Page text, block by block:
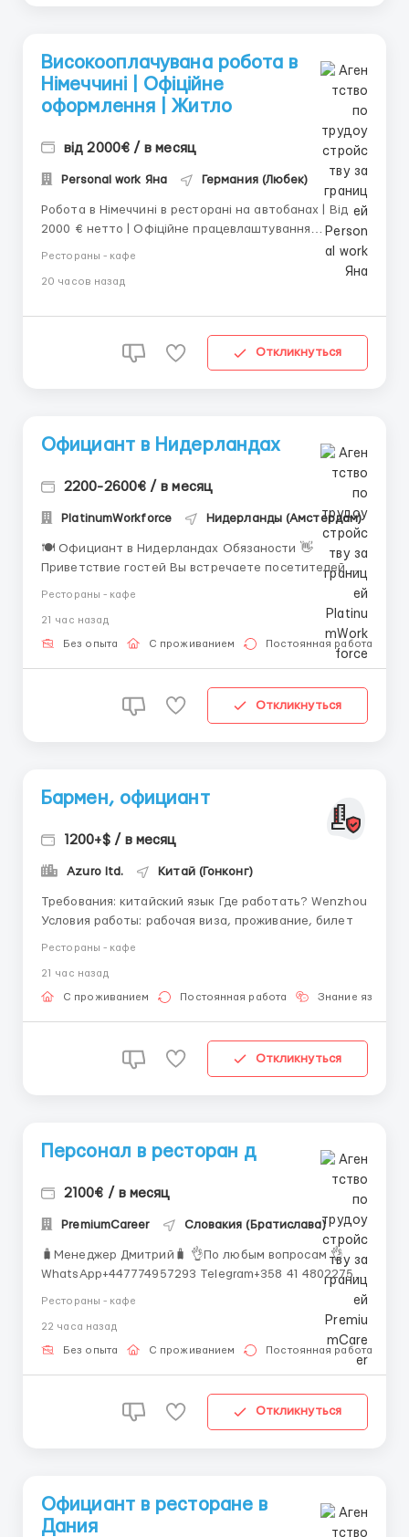
Високооплачувана робота в
Німеччині | Офіційне
оформлення | Житло
від 2000€ / в месяц
Personal work Яна Германия (Любек)
Робота в Німеччині в ресторані на автобанах | Від
2000 € нетто | Офіційне працевлаштування
Німеччині. Стабільна робота, офіційне
Рестораны - кафе
20 часов назад
Откликнуться
Официант в Нидерландах
2200-2600€ / в месяц
PlatinumWorkforce Нидерланды (Амстердам)
🍽️ Официант в Нидерландах Обязаности 👋
Приветствие гостей Вы встречаете посетителей с
создаёте приятную атмосферу с первых секунд. 📝
Приём заказов Аккуратно записываете или вводите
в систему заказы, уточняете предпочтения гостей и
Рестораны - кафе
21 час назад
Без опыта С проживанием Постоянная работа
Откликнуться
Бармен, официант
1200+$ / в месяц
Azuro ltd. Китай (Гонконг)
Требования: китайский язык Где работать? Wenzhou
Условия работы: рабочая виза, проживание, билет
Рестораны - кафе
21 час назад
С проживанием Постоянная работа Знание языка
Откликнуться
Персонал в ресторан д
2100€ / в месяц
PremiumCareer Словакия (Братислава)
🧳Менеджер Дмитрий🧳 👌По любым вопросам 👌
WhatsApp+447774957293 Telegram+358 41 4802275
Обязанности официанта: Обслуживание гостей в
зале Приём и подача заказов Работа с кассой и
Рестораны - кафе
22 часа назад
Без опыта С проживанием Постоянная работа
Откликнуться
Официант в ресторане в
Дания